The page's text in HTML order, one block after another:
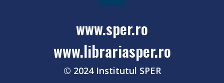
www.sper.ro
www.librariasper.ro
© 2024 Institutul SPER